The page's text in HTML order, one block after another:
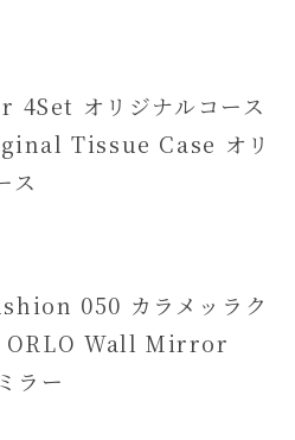
オリジナルコース
Tissue Case オリ
ス
050 カラメッラク
ORLO Wall Mirror
ラー